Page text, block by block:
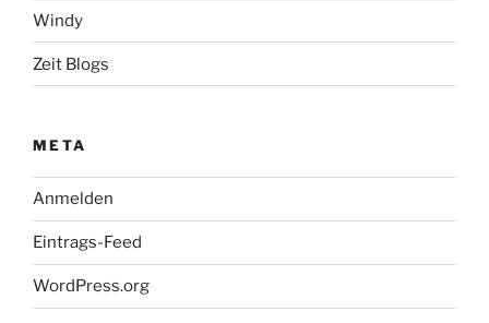
Windy
Zeit Blogs
META
Anmelden
Eintrags-Feed
WordPress.org